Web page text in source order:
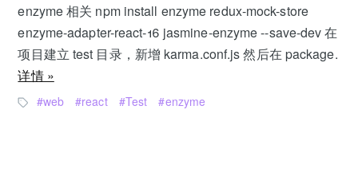
enzyme 相关 npm install enzyme redux-mock-store
enzyme-adapter-react-16 jasmine-enzyme --save-dev 在
项目建立 test 目录，新增 karma.conf.js 然后在 package.
详情 »
web react Test enzyme